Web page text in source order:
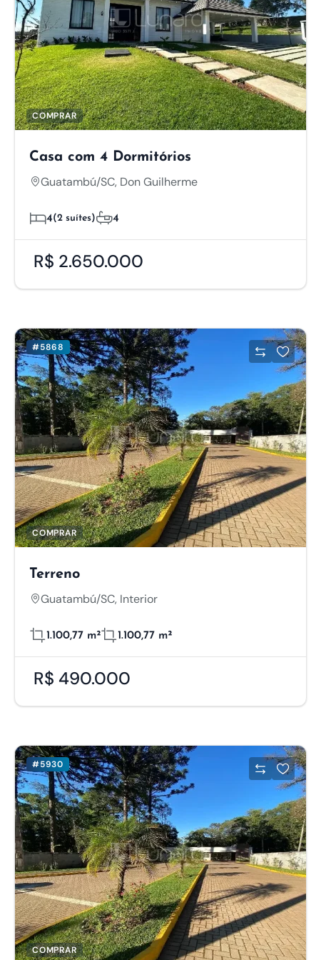
COMPRAR
Casa com 4 Dormitórios
Guatambú/SC, Don Guilherme
4(2 suítes) 4
R$ 2.650.000
#5868
COMPRAR
Terreno
Guatambú/SC, Interior
1.100,77 m² 1.100,77 m²
R$ 490.000
#5930
COMPRAR
o site, coletando
otimizar o
O objetivo é exibir